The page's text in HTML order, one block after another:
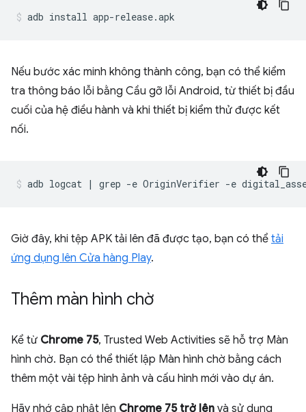
Nếu bước xác minh không thành công, bạn có thể kiểm
tra thông báo lỗi bằng Cầu gỡ lỗi Android, từ thiết bị đầu
cuối của hệ điều hành và khi thiết bị kiểm thử được kết
nối.
Giờ đây, khi tệp APK tải lên đã được tạo, bạn có thể tải
ứng dụng lên Cửa hàng Play.
Thêm màn hình chờ
Kể từ Chrome 75, Trusted Web Activities sẽ hỗ trợ Màn
hình chờ. Bạn có thể thiết lập Màn hình chờ bằng cách
thêm một vài tệp hình ảnh và cấu hình mới vào dự án.
Hãy nhớ cập nhật lên Chrome 75 trở lên và sử dụng